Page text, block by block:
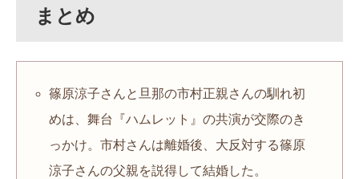
まとめ
篠原涼子さんと旦那の市村正親さんの馴れ初
めは、舞台『ハムレット』の共演が交際のき
っかけ。市村さんは離婚後、大反対する篠原
涼子さんの父親を説得して結婚した。